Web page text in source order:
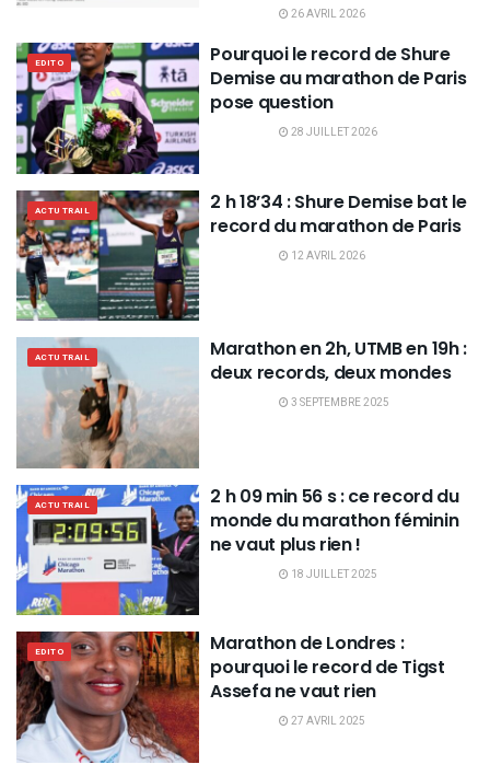
26 AVRIL 2026
EDITO
Pourquoi le record de Shure
Demise au marathon de Paris
pose question
28 JUILLET 2026
ACTU TRAIL
2 h 18’34 : Shure Demise bat le
record du marathon de Paris
12 AVRIL 2026
ACTU TRAIL
Marathon en 2h, UTMB en 19h :
deux records, deux mondes
3 SEPTEMBRE 2025
ACTU TRAIL
2 h 09 min 56 s : ce record du
monde du marathon féminin
ne vaut plus rien !
18 JUILLET 2025
EDITO
Marathon de Londres :
pourquoi le record de Tigst
Assefa ne vaut rien
27 AVRIL 2025